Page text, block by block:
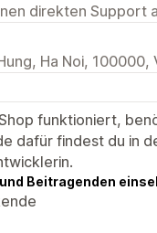
direkten Support
Ha Noi, 100000,
funktioniert,
dafür findest du in
Beitragenden